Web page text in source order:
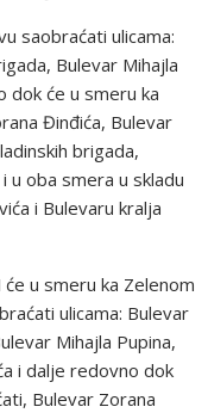
saobraćati ulicama:
Bulevar Mihajla
dok će u smeru ka
Đinđića, Bulevar
brigada,
u oba smera u skladu
i Bulevaru kralja
u smeru ka Zelenom
ulicama: Bulevar
Mihajla Pupina,
i dalje redovno dok
Bulevar Zorana